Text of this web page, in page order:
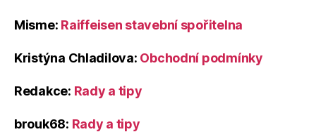
Misme: Raiffeisen stavební spořitelna
Kristýna Chladilova: Obchodní podmínky
Redakce: Rady a tipy
brouk68: Rady a tipy